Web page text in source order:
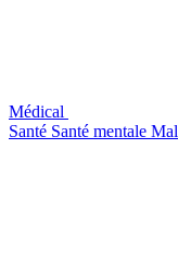
Médical
Santé Santé mentale